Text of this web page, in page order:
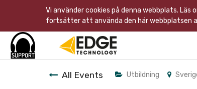
Vi använder cookies på denna webbplats. Läs
fortsätter att använda den här webbplatsen
All Events Utbildning